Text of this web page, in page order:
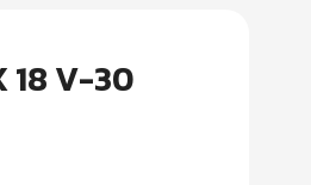
18 V-30